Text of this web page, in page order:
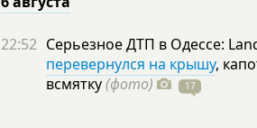
22:52 Серьезное ДТП в Одессе:
перевернулся на крышу,
всмятку(фото) 17